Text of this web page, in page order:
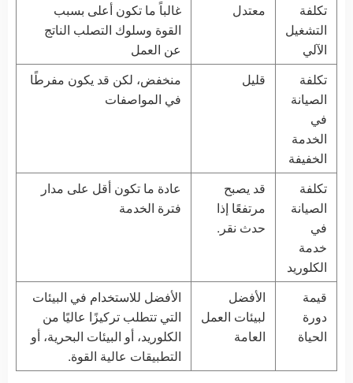
تكلفة
التشغيل
الآلي
معتدل
غالباً ما تكون أعلى بسبب
القوة وسلوك التصلب الناتج
عن العمل
تكلفة
الصيانة
في
الخدمة
الخفيفة
قليل
منخفض، لكن قد يكون مفرطًا
في المواصفات
تكلفة
الصيانة
في
خدمة
الكلوريد
قد يصبح
مرتفعًا إذا
حدث نقر.
عادة ما تكون أقل على مدار
فترة الخدمة
قيمة
دورة
الحياة
الأفضل
لبيئات العمل
العامة
الأفضل للاستخدام في البيئات
التي تتطلب تركيزًا عاليًا من
الكلوريد، أو البيئات البحرية، أو
التطبيقات عالية القوة.